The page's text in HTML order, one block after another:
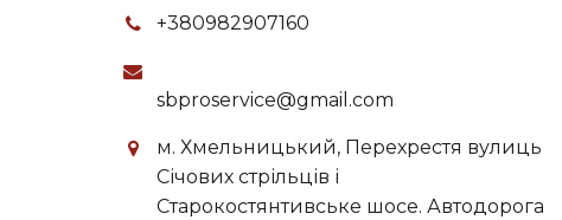
+380982907160
sbproservice@gmail.com
м. Хмельницький, Перехрестя вулиць
Січових стрільців і
Старокостянтивське шосе. Автодорога